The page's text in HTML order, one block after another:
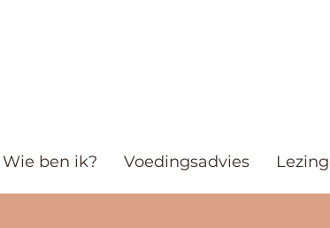
Wie ben ik? Voedingsadvies